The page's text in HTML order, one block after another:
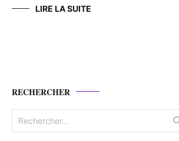
LIRE LA SUITE
RECHERCHER